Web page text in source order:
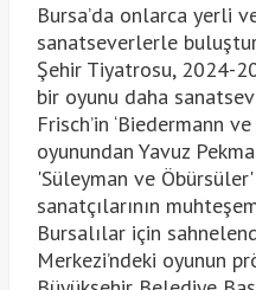
Bursa’da onlarca yerli
sanatseverlerle
Şehir Tiyatrosu, 2024-
bir oyunu daha
Frisch’in ‘Biedermann
oyunundan Yavuz
'Süleyman ve
sanatçılarının
Bursalılar için
Merkezi’ndeki oyunun